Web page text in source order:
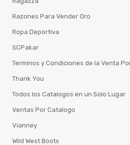
Razones Para Vender Oro
Ropa Deportiva
SCPakar
Terminos y Condiciones de la Venta
Thank You
Todos los Catalogos en un Solo Lugar
Ventas Por Catalogo
Vianney
Wild West Boots